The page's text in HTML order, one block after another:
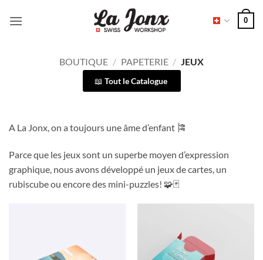
0
BOUTIQUE / PAPETERIE / JEUX
Tout le Catalogue
A La Jonx, on a toujours une âme d’enfant 🎏
Parce que les jeux sont un superbe moyen d’expression
graphique, nous avons développé un jeux de cartes, un
rubiscube ou encore des mini-puzzles! 🧩🃏